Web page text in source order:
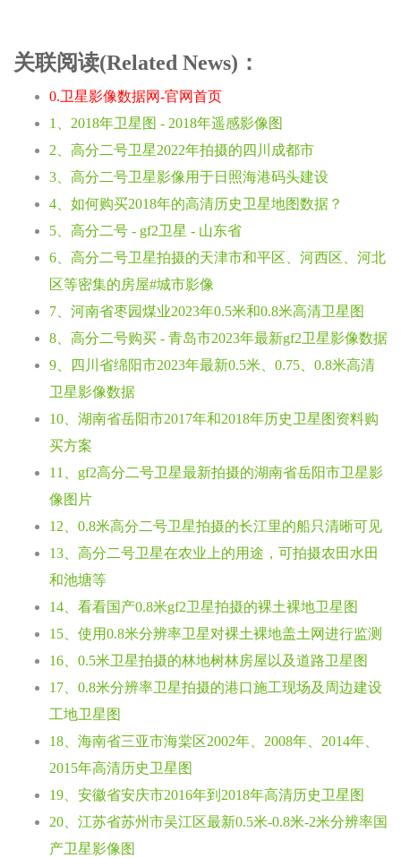
关联阅读(Related News)：
0.卫星影像数据网-官网首页
1、2018年卫星图 - 2018年遥感影像图
2、高分二号卫星2022年拍摄的四川成都市
3、高分二号卫星影像用于日照海港码头建设
4、如何购买2018年的高清历史卫星地图数据？
5、高分二号 - gf2卫星 - 山东省
6、高分二号卫星拍摄的天津市和平区、河西区、河北
区等密集的房屋#城市影像
7、河南省枣园煤业2023年0.5米和0.8米高清卫星图
8、高分二号购买 - 青岛市2023年最新gf2卫星影像数据
9、四川省绵阳市2023年最新0.5米、0.75、0.8米高清
卫星影像数据
10、湖南省岳阳市2017年和2018年历史卫星图资料购
买方案
11、gf2高分二号卫星最新拍摄的湖南省岳阳市卫星影
像图片
12、0.8米高分二号卫星拍摄的长江里的船只清晰可见
13、高分二号卫星在农业上的用途，可拍摄农田水田
和池塘等
14、看看国产0.8米gf2卫星拍摄的裸土裸地卫星图
15、使用0.8米分辨率卫星对裸土裸地盖土网进行监测
16、0.5米卫星拍摄的林地树林房屋以及道路卫星图
17、0.8米分辨率卫星拍摄的港口施工现场及周边建设
工地卫星图
18、海南省三亚市海棠区2002年、2008年、2014年、
2015年高清历史卫星图
19、安徽省安庆市2016年到2018年高清历史卫星图
20、江苏省苏州市吴江区最新0.5米-0.8米-2米分辨率国
产卫星影像图